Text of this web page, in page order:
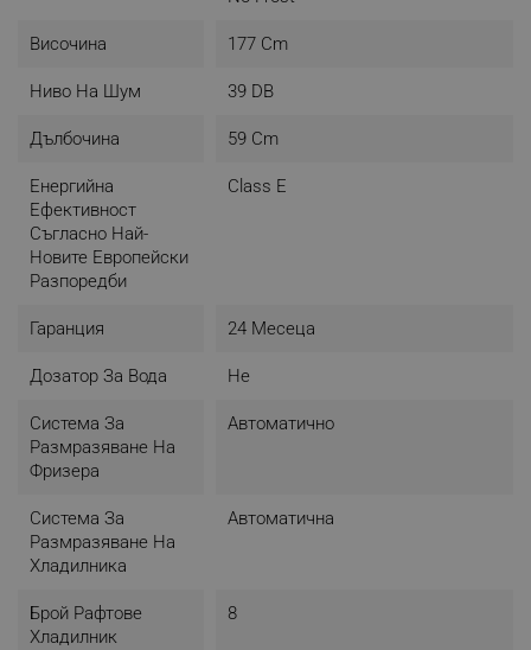
Височина 177 Cm
Ниво На Шум 39 DB
Дълбочина 59 Cm
Енергийна
Ефективност
Съгласно Най-
Новите Европейски
Разпоредби
Class E
Гаранция 24 Месеца
Дозатор За Вода Не
Система За
Размразяване На
Фризера
Автоматично
Система За
Размразяване На
Хладилника
Автоматична
Брой Рафтове
Хладилник
8